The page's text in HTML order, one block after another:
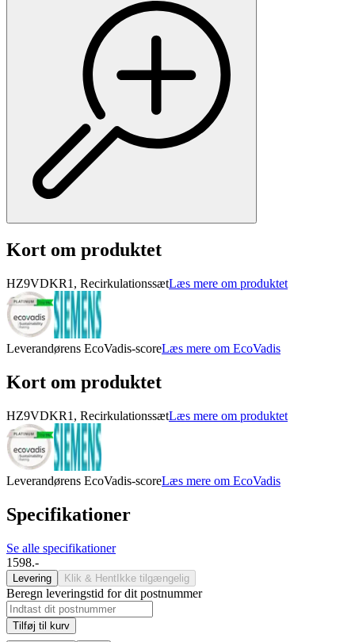
Kort om produktet
HZ9VDKR1, RecirkulationssætLæs mere om produktet
Leverandørens EcoVadis-scoreLæs mere om EcoVadis
Kort om produktet
HZ9VDKR1, RecirkulationssætLæs mere om produktet
Leverandørens EcoVadis-scoreLæs mere om EcoVadis
Specifikationer
Se alle specifikationer
1598.-
Levering Klik & Hent Ikke tilgængelig
Beregn leveringstid for dit postnummer
Tilføj til kurv